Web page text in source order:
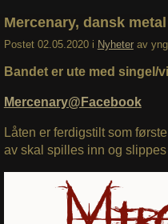
Mercenary, dansk metal
Postet 02.05.2020 i Nyheter av
Bandet er ute med singel/
Mercenary@Facebook
Låten er ferdigstilt som
av skal spilles inn og